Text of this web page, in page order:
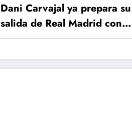
Dani Carvajal ya prepara su
salida de Real Madrid con
destino definido